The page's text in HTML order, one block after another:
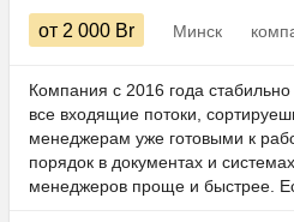
от 2 000 Br Минск
Компания с 2016 года
все входящие потоки,
менеджерам уже готовыми к
порядок в документах и
менеджеров проще и быстрее.